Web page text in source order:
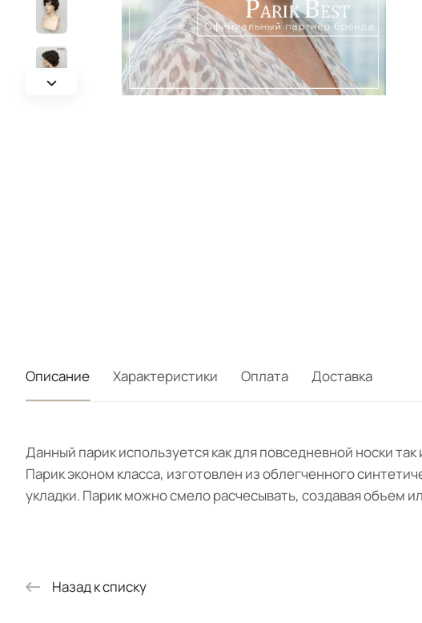
Описание Характеристики Оплата Доставка
Данный парик используется как для повседневной носки
Парик эконом класса, изготовлен из облегченного
укладки. Парик можно смело расчесывать, создавая объем
Назад к списку